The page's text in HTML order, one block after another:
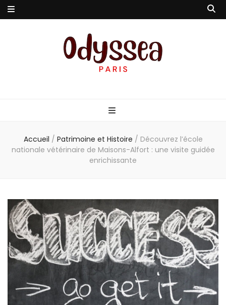
Accueil / Patrimoine et Histoire / Découvrez l’école
nationale vétérinaire de Maisons-Alfort : une visite guidée
enrichissante